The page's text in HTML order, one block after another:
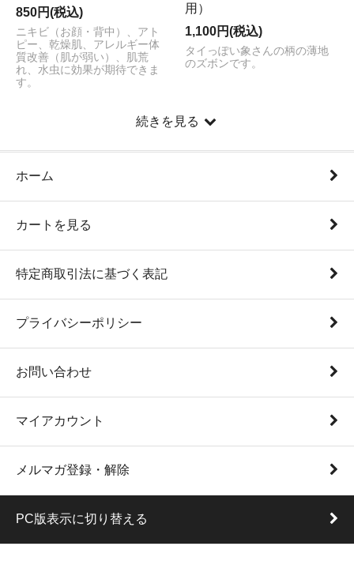
850円(税込)
ニキビ（お顔・背中）、アト
ピー、乾燥肌、アレルギー体
質改善（肌が弱い）、肌荒
れ、水虫に効果が期待できま
す。
用）
1,100円(税込)
タイっぽい象さんの柄の薄地
のズボンです。
続きを見る
ホーム
カートを見る
特定商取引法に基づく表記
プライバシーポリシー
お問い合わせ
マイアカウント
メルマガ登録・解除
PC版表示に切り替える